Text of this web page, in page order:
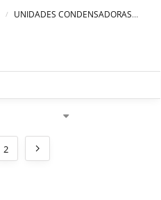
/ UNIDADES CONDENSADORAS
2